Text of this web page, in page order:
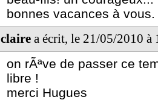
bonnes vacances à vous.
clairea écrit, le 21/05/2010 à
on rÃªve de passer ce
libre !
merci Hugues